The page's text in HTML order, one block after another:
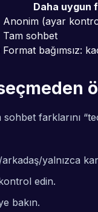
Daha uygun
Anonim (ayar
Tam sohbet
Format bağımsız:
farklarını
yalnızca
edin.
bakın.